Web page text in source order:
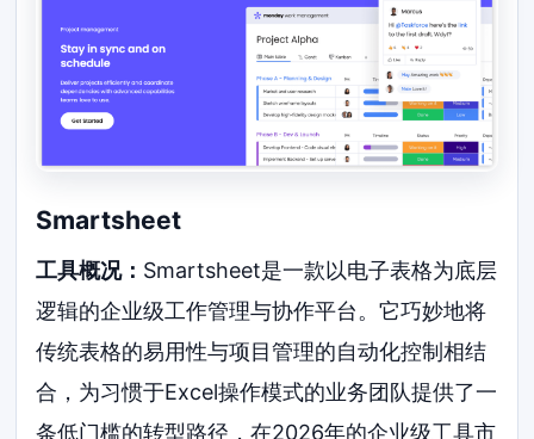
Smartsheet
工具概况： Smartsheet是一款以电子表格为底层
逻辑的企业级工作管理与协作平台。它巧妙地将
传统表格的易用性与项目管理的自动化控制相结
合，为习惯于Excel操作模式的业务团队提供了一
条低门槛的转型路径，在2026年的企业级工具市